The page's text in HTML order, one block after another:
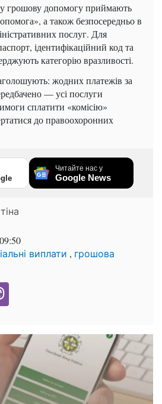
грошову допомогу приймають
а також безпосередньо в
послуг. Для
ідентифікаційний код та
категорію вразливості.
жодних платежів за
— усі послуги
сплатити «комісію»
до правоохоронних
Читайте нас у
Google News
виплати , грошова